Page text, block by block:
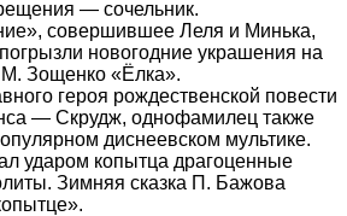
— сочельник.
совершившее Леля и Минька,
новогодние украшения на
М. Зощенко «Ёлка».
героя рождественской повести
— Скрудж, однофамилец также
диснеевском мультике.
ударом копытца драгоценные
Зимняя сказка П. Бажова